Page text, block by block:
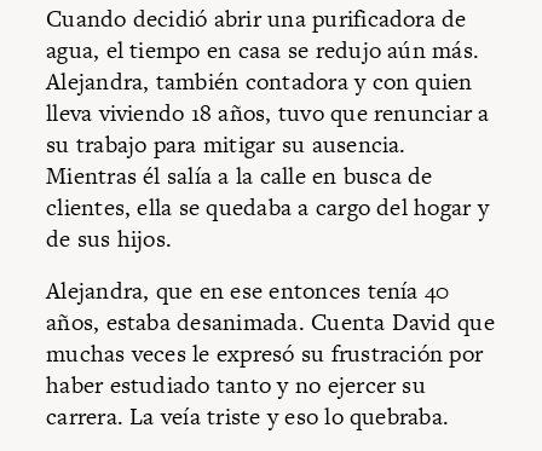
Cuando decidió abrir una purificadora de
agua, el tiempo en casa se redujo aún más.
Alejandra, también contadora y con quien
lleva viviendo 18 años, tuvo que renunciar a
su trabajo para mitigar su ausencia.
Mientras él salía a la calle en busca de
clientes, ella se quedaba a cargo del hogar y
de sus hijos.
Alejandra, que en ese entonces tenía 40
años, estaba desanimada. Cuenta David que
muchas veces le expresó su frustración por
haber estudiado tanto y no ejercer su
carrera. La veía triste y eso lo quebraba.